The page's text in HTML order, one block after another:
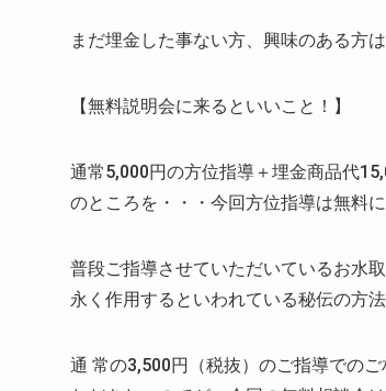
まだ埋金した事ない方、興味のある方
【無料説明会に来るといいこと！】
通常5,000円の方位指導＋埋金商品代
のところを・・・今回方位指導は無料
普段ご指導させていただいているお水
永く作用するといわれている秘伝の方
通 常の3,500円（税抜）のご指導での